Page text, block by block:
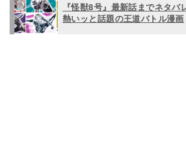
『怪獣8号』最新話までネタバ
熱いッと話題の王道バトル漫画